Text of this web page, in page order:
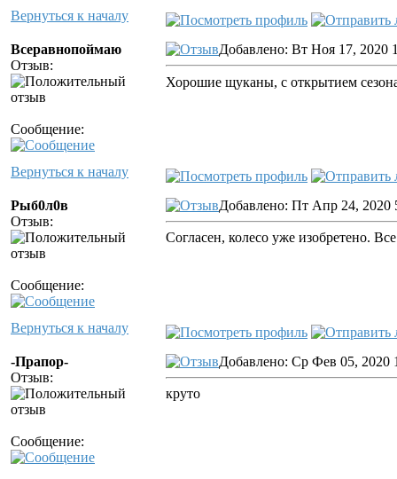
Вернуться к началу
Всеравнопоймаю
Отзыв:
Сообщение:
Добавлено: Вт Ноя 17, 2020
Хорошие щуканы, с открытием
Вернуться к началу
Рыб0л0в
Отзыв:
Сообщение:
Добавлено: Пт Апр 24, 2020
Согласен, колесо уже изобретено.
Вернуться к началу
-Прапор-
Отзыв:
Сообщение:
Добавлено: Ср Фев 05, 2020
круто